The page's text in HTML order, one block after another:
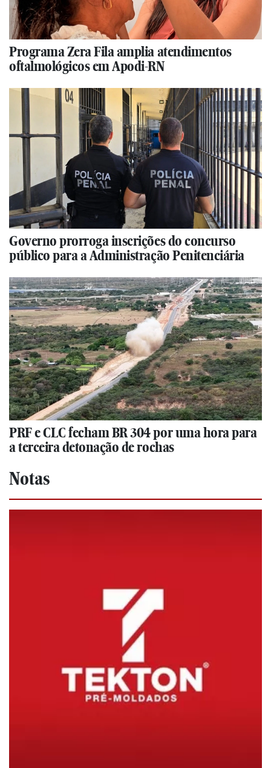
Programa Zera Fila amplia atendimentos
oftalmológicos em Apodi-RN
Governo prorroga inscrições do concurso
público para a Administração Penitenciária
PRF e CLC fecham BR 304 por uma hora para
a terceira detonação de rochas
Notas